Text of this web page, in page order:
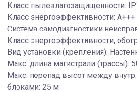
Класс пылевлагозащищенности:
Класс энергоэффективности: A+++
Система самодиагностики
Класс энергоэффективности,
Вид установки (крепления):
Макс. длина магистрали (трассы):
Макс. перепад высот между
блоками: 25 м